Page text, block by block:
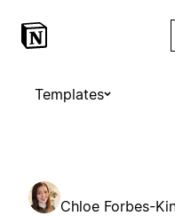
Templates
Chloe Forbes-